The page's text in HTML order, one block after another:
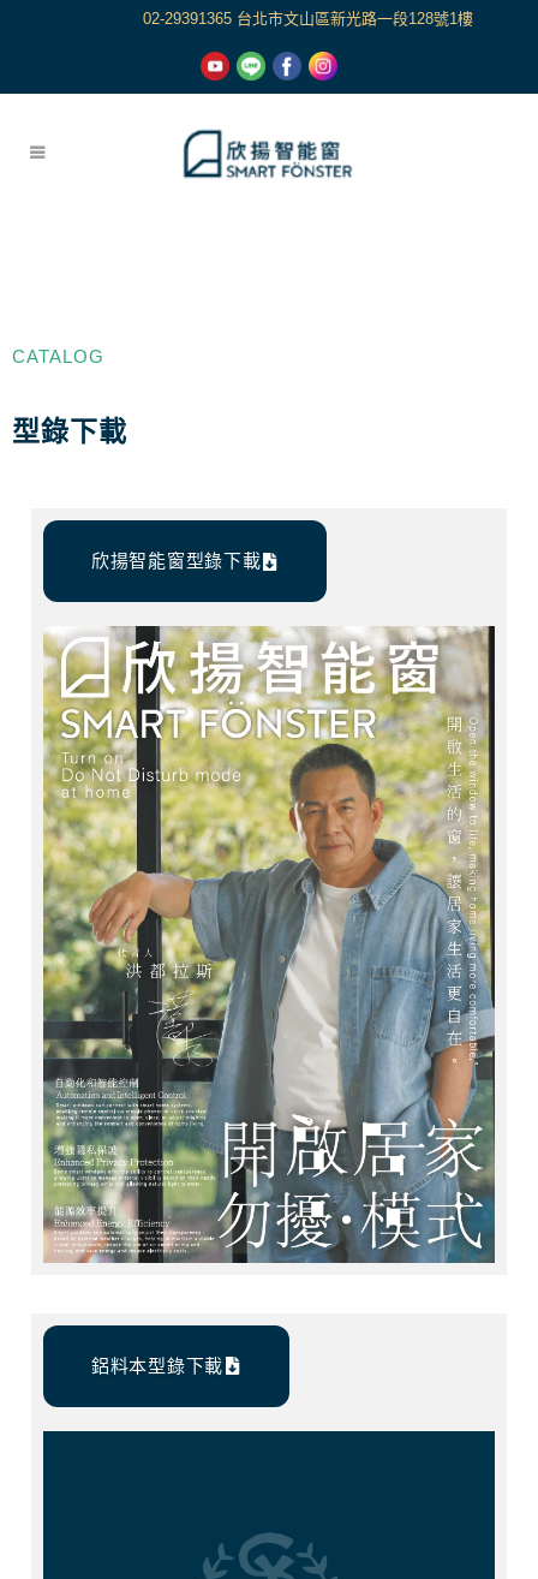
02-29391365 台北市文山區新光路一段128號1樓
CATALOG
型錄下載
欣揚智能窗型錄下載
鋁料本型錄下載